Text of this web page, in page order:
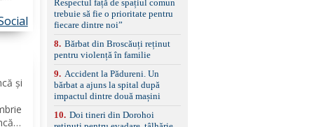
și
set de covorașe din
cauciuc/pvc. -Se vinde
împreună cu un set de
anvelope de iarnă.
Respectul față de spațiul comun
trebuie să fie o prioritate pentru
fiecare dintre noi”
8. Bărbat din Broscăuți reținut
pentru violență în familie
9. Accident la Pădureni. Un
bărbat a ajuns la spital după
impactul dintre două mașini
10. Doi tineri din Dorohoi